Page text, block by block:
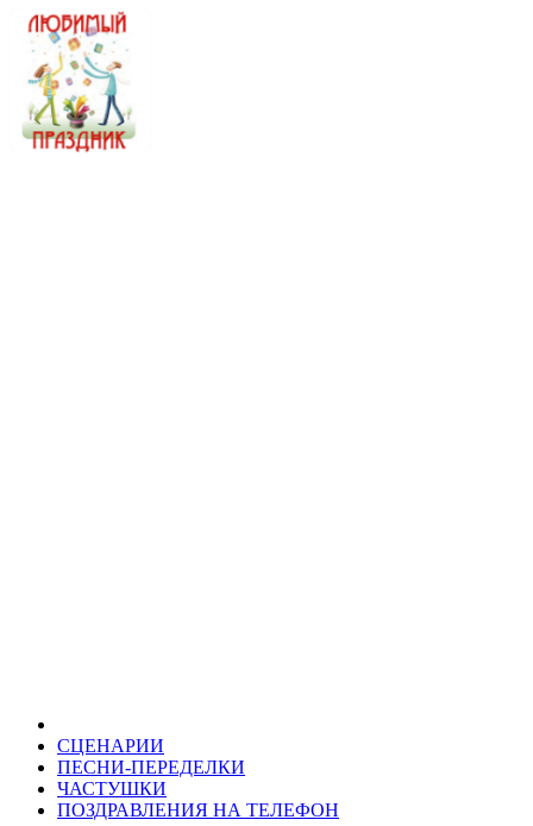
СЦЕНАРИИ
ПЕСНИ-ПЕРЕДЕЛКИ
ЧАСТУШКИ
ПОЗДРАВЛЕНИЯ НА ТЕЛЕФОН